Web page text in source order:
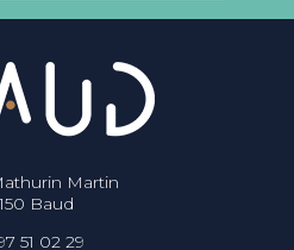
Martin
Baud
51 02 29